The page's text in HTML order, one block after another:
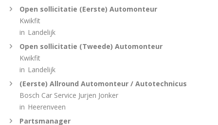
Open sollicitatie (Eerste) Automonteur
Kwikfit
in Landelijk
Open sollicitatie (Tweede) Automonteur
Kwikfit
in Landelijk
(Eerste) Allround Automonteur / Autotechnicus
Bosch Car Service Jurjen Jonker
in Heerenveen
Partsmanager